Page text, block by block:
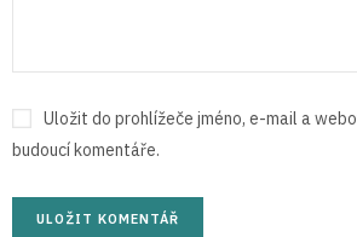
Uložit do prohlížeče jméno, e-mail a
budoucí komentáře.